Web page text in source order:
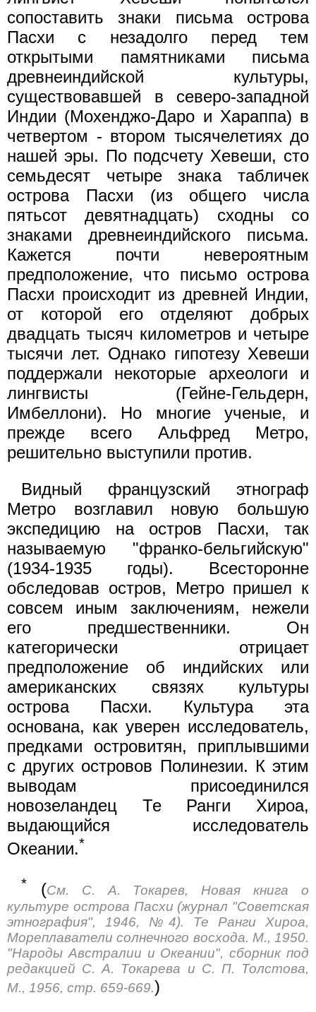
сопоставить знаки письма острова
Пасхи с незадолго перед тем
открытыми памятниками письма
древнеиндийской культуры,
существовавшей в северо-западной
Индии (Мохенджо-Даро и Хараппа) в
четвертом - втором тысячелетиях до
нашей эры. По подсчету Хевеши, сто
семьдесят четыре знака табличек
острова Пасхи (из общего числа
пятьсот девятнадцать) сходны со
знаками древнеиндийского письма.
Кажется почти невероятным
предположение, что письмо острова
Пасхи происходит из древней Индии,
от которой его отделяют добрых
двадцать тысяч километров и четыре
тысячи лет. Однако гипотезу Хевеши
поддержали некоторые археологи и
лингвисты (Гейне-Гельдерн,
Имбеллони). Но многие ученые, и
прежде всего Альфред Метро,
решительно выступили против.
Видный французский этнограф
Метро возглавил новую большую
экспедицию на остров Пасхи, так
называемую "франко-бельгийскую"
(1934-1935 годы). Всесторонне
обследовав остров, Метро пришел к
совсем иным заключениям, нежели
его предшественники. Он
категорически отрицает
предположение об индийских или
американских связях культуры
острова Пасхи. Культура эта
основана, как уверен исследователь,
предками островитян, приплывшими
с других островов Полинезии. К этим
выводам присоединился
новозеландец Те Ранги Хироа,
выдающийся исследователь
Океании.*
* (См. С. А. Токарев, Новая книга о
культуре острова Пасхи (журнал "Советская
этнография", 1946, №4). Те Ранги Хироа,
Мореплаватели солнечного восхода. М., 1950.
"Народы Австралии и Океании", сборник под
редакцией С. А. Токарева и С. П. Толстова,
М., 1956, стр. 659-669.)